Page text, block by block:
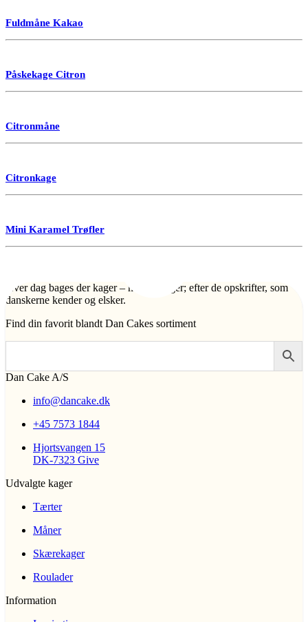
Fuldmåne Kakao
Påskekage Citron
Citronmåne
Citronkage
Mini Karamel Trøfler
Hver dag bages der kager – mange kager; efter de opskrifter, som
danskerne kender og elsker.
Find din favorit blandt Dan Cakes sortiment
Dan Cake A/S
info@dancake.dk
+45 7573 1844
Hjortsvangen 15
DK-7323 Give
Udvalgte kager
Tærter
Måner
Skærekager
Roulader
Information